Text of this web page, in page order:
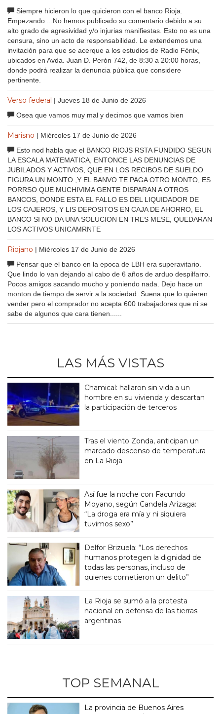
Siempre hicieron lo que quicieron con el banco Rioja.
Empezando ...No hemos publicado su comentario debido a su
alto grado de agresividad y/o injurias manifiestas. Esto no es una
censura, sino un acto de responsabilidad. Le extendemos una
invitación para que se acerque a los estudios de Radio Fénix,
ubicados en Avda. Juan D. Perón 742, de 8:30 a 20:00 horas,
donde podrá realizar la denuncia pública que considere
pertinente.
Verso federal | Jueves 18 de Junio de 2026
Osea que vamos muy mal y decimos que vamos bien
Marisno | Miércoles 17 de Junio de 2026
Esto nod habla que el BANCO RIOJS RSTA FUNDIDO SEGUN
LA ESCALA MATEMATICA, ENTONCE LAS DENUNCIAS DE
JUBILADOS Y ACTIVOS, QUE EN LOS RECIBOS DE SUELDO
FIGURA UN MONTO ,Y EL BANVO TE PAGA OTRO MONTO, ES
PORRSO QUE MUCHIVIMA GENTE DISPARAN A OTROS
BANCOS, DONDE ESTA EL FALLO ES DEL LIQUIDADOR DE
LOS CAJEROS, Y LIS DEPOSITOS EN CAJA DE AHORRO, EL
BANCO SI NO DA UNA SOLUCION EN TRES MESE, QUEDARAN
LOS ACTIVOS UNICAMRNTE
Riojano | Miércoles 17 de Junio de 2026
Pensar que el banco en la epoca de LBH era superavitario.
Que lindo lo van dejando al cabo de 6 años de arduo despilfarro.
Pocos amigos sacando mucho y poniendo nada. Dejo hace un
monton de tiempo de servir a la sociedad..Suena que lo quieren
vender pero el comprador no acepta 600 trabajadores que ni se
sabe de algunos que cara tienen......
LAS MÁS VISTAS
Chamical: hallaron sin vida a un
hombre en su vivienda y descartan
la participación de terceros
Tras el viento Zonda, anticipan un
marcado descenso de temperatura
en La Rioja
Así fue la noche con Facundo
Moyano, según Candela Arizaga:
“La droga era mía y ni siquiera
tuvimos sexo”
Delfor Brizuela: “Los derechos
humanos protegen la dignidad de
todas las personas, incluso de
quienes cometieron un delito”
La Rioja se sumó a la protesta
nacional en defensa de las tierras
argentinas
TOP SEMANAL
La provincia de Buenos Aires